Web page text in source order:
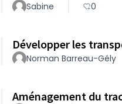
Sabine 0
Développer les
Norman Barreau-Gély
Aménagement du